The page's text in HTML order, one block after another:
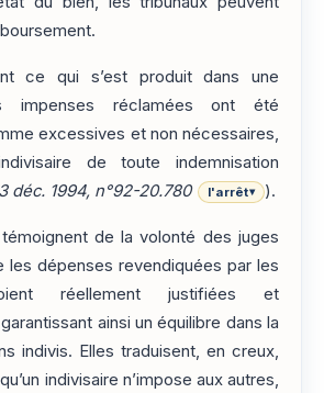
ce qui s’est produit dans une
impenses réclamées ont été
excessives et non nécessaires,
de toute indemnisation
déc. 1994, n°92-20.780 l'arrêt▾ ).
de la volonté des juges
les dépenses revendiquées par les
réellement justifiées et
ainsi un équilibre dans la
indivis. Elles traduisent, en creux,
indivisaire n’impose aux autres,